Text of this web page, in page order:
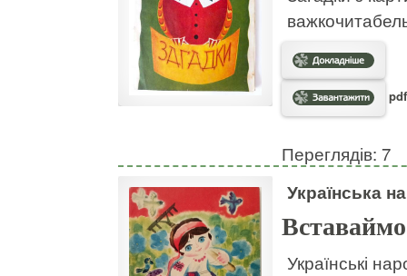
Переглядів: 7
Українська
Українські